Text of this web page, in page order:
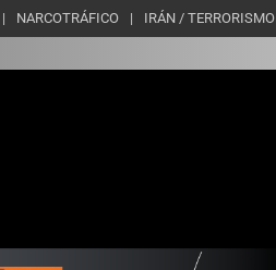
NARCOTRÁFICO IRÁN / TERRORISMO